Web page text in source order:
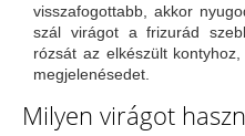
visszafogottabb, akkor
szál virágot a frizurád
rózsát az elkészült
megjelenésedet.
Milyen virágot